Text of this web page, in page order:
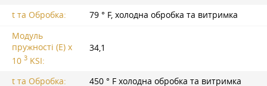
t та Обробка:
79 ° F, холодна обробка та витримка
Модуль
пружності (Е) х
10 3 KSI:
34,1
t та Обробка:
450 ° F холодна обробка та витримка